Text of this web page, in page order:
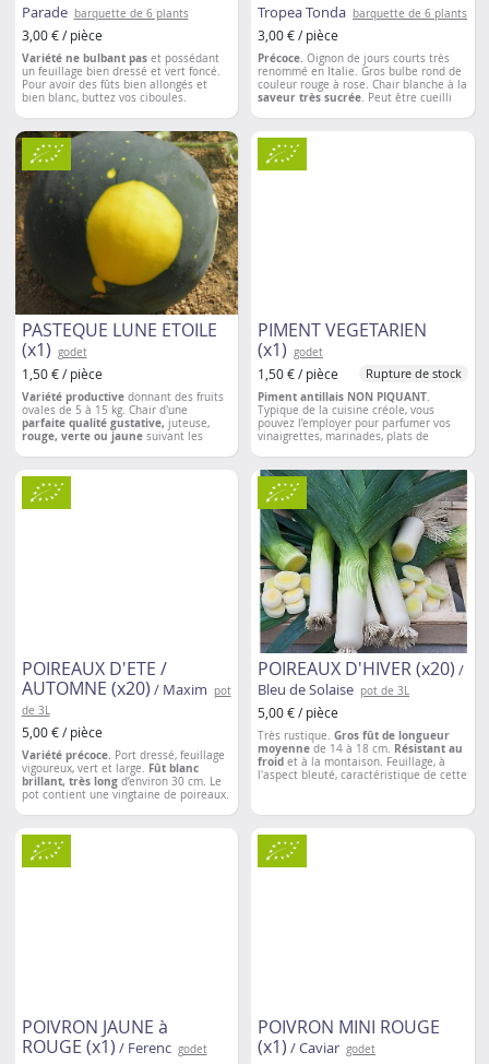
Parade barquette de 6 plants
3,00 € / pièce
Variété ne bulbant paset possédant
un feuillage bien dressé et vert foncé.
Pour avoir des fûts bien allongés et
bien blanc, buttez vos ciboules.
Tropea Tonda barquette de 6 plants
3,00 € / pièce
Précoce. Oignon de jours courts très
renommé en Italie. Gros bulbe rond de
couleur rouge à rose. Chair blanche à la
saveur très sucrée. Peut être cueilli
se conserve de 2 à 3 mois.
PASTEQUE LUNE ETOILE
(x1) godet
1,50 € / pièce
Variété productivedonnant des fruits
ovales de 5 à 15 kg. Chair d'une
parfaite qualité gustative, juteuse,
rouge, verte ou jaune suivant les
Espacement entre les plantations
à 1,50m
PIMENT VEGETARIEN
(x1) godet
1,50 € / pièce Rupture de stock
Piment antillais NON PIQUANT.
Typique de la cuisine créole, vous
pouvez l’employer pour parfumer vos
vinaigrettes, marinades, plats de
Espacement entre les plantations : 40 à
50 cm
POIREAUX D'ETE /
AUTOMNE (x20) / Maxim
pot
de 3L
5,00 € / pièce
Variété précoce. Port dressé, feuillage
vigoureux, vert et large. Fût blanc
brillant, très longd’environ 30 cm. Le
pot contient une vingtaine de poireaux.
Espacement entre les plantations: 15 à
POIREAUX D'HIVER (x20) /
Bleu de Solaise pot de 3L
5,00 € / pièce
Très rustique. Gros fût de longueur
moyenne de 14 à 18 cm. Résistant au
froid et à la montaison. Feuillage, à
l'aspect bleuté, caractéristique de cette
20 cm
POIVRON JAUNE à
ROUGE (x1) / Ferenc godet
POIVRON MINI ROUGE
(x1) / Caviar godet